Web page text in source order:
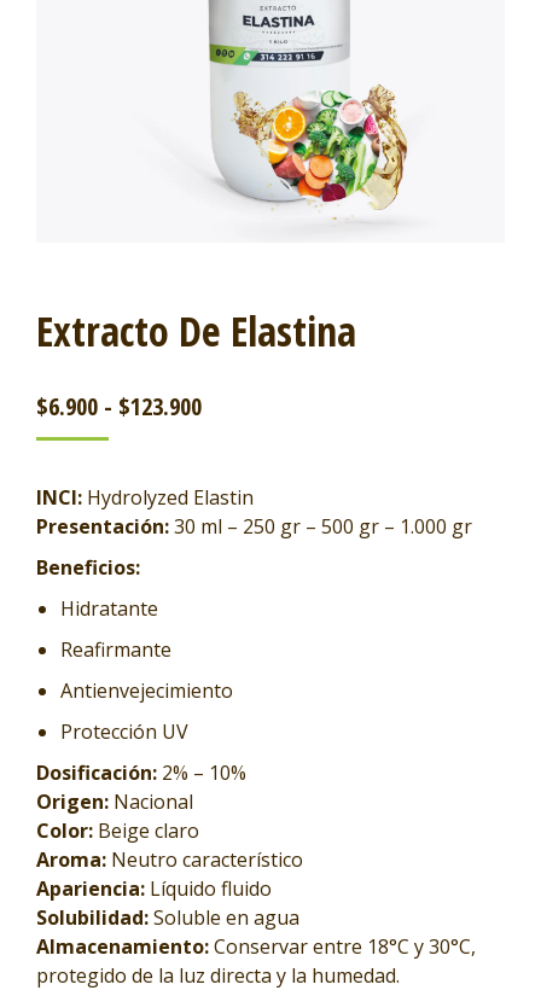
Extracto De Elastina
$6.900 - $123.900
INCI: Hydrolyzed Elastin
Presentación:30 ml – 250 gr – 500 gr – 1.000 gr
Beneficios:
Hidratante
Reafirmante
Antienvejecimiento
Protección UV
Dosificación: 2% – 10%
Origen: Nacional
Color: Beige claro
Aroma: Neutro característico
Apariencia: Líquido fluido
Solubilidad:Soluble en agua
Almacenamiento:Conservar entre 18°C y 30°C,
protegido de la luz directa y la humedad.